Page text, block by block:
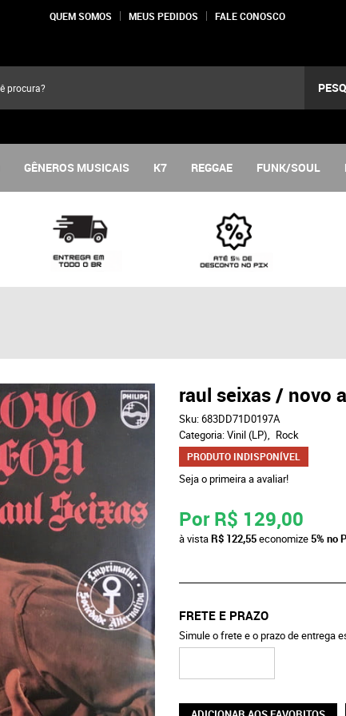
QUEM SOMOS MEUS PEDIDOS FALE CONOSCO
GÊNEROS MUSICAIS K7 REGGAE FUNK/SOUL
raul seixas / novo
Sku:683DD71D0197A
Categoria:Vinil (LP) Rock
PRODUTO INDISPONÍVEL
Seja o primeira a avaliar!
Por R$ 129,00
à vistaR$ 122,55economize5% no
FRETE E PRAZO
Simule o frete e o prazo de entrega